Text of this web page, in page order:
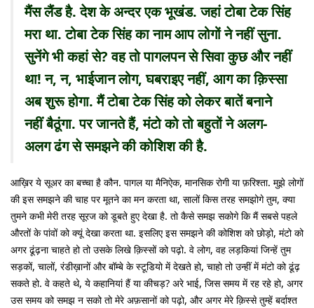
मैंस लैंड है. देश के अन्दर एक भूखंड. जहां टोबा टेक सिंह
मरा था. टोबा टेक सिंह का नाम आप लोगों ने नहीं सुना.
सुनेंगे भी कहां से? वह तो पागलपन से सिवा कुछ और नहीं
था! न, न, भाईजान लोग, घबराइए नहीं, आग का क़िस्सा
अब शुरू होगा. मैं टोबा टेक सिंह को लेकर बातें बनाने
नहीं बैठूंगा. पर जानते हैं, मंटो को तो बहुतों ने अलग-
अलग ढंग से समझने की कोशिश की है.
आख़िर ये सूअर का बच्चा है कौन. पागल या मैनिऐक, मानसिक रोगी या फ़रिश्ता. मुझे लोगों
की इस समझने की चाह पर मूतने का मन करता था, सालों किस तरह समझोगे तुम, क्या
तुमने कभी मेरी तरह सूरज को डूबते हुए देखा है. तो कैसे समझ सकोगे कि मैं सबसे पहले
औरतों के पांवों को क्यूं देखा करता था. इसलिए इस समझने की कोशिश को छोड़ो, मंटो को
अगर ढूंढ़ना चाहते हो तो उसके लिखे क़िस्सों को पढ़ो. वे लोग, वह लड़कियां जिन्हें तुम
सड़कों, चालों, रंडीख़ानों और बॉम्बे के स्टूडियो में देखते हो, चाहो तो उन्हीं में मंटो को ढूंढ़
सकते हो. वे कहते थे, ये कहानियां हैं या कीचड़? अरे भाई, जिस समय में रह रहे हो, अगर
उस समय को समझ न सको तो मेरे अफ़सानों को पढ़ो, और अगर मेरे क़िस्से तुम्हें बर्दाश्त